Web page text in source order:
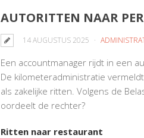
AUTORITTEN NAAR
14 AUGUSTUS 2025
Een accountmanager rijdt in een
De kilometeradministratie
als zakelijke ritten. Volgens de
oordeelt de rechter?
Ritten naar restaurant